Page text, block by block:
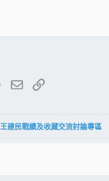
WhatsApp
電子郵件
連結
王建民戰績及收藏交流討論專區